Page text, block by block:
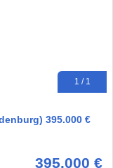
1 / 1
395.000 €
395.000 €